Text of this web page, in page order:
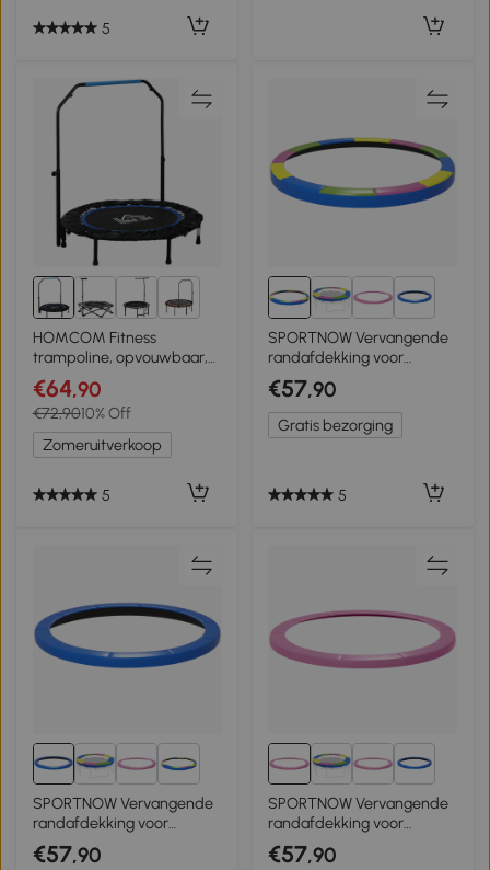
5
HOMCOM Fitness
trampoline, opvouwbaar,
verstelbare handgreep,
Ø102x123H cm, tot 150 kg,
Zwart/Blauw
€64,90
€72,9010% Off
Zomeruitverkoop
5
SPORTNOW Vervangende
randafdekking voor
trampolines, waterdicht,
scheurvast, Ø305 cm,
kleurrijk
€57,90
Gratis bezorging
5
3+
SPORTNOW Vervangende
randafdekking voor
trampolines, waterdicht,
scheurvast, Ø366 cm,
€57,90
3+
SPORTNOW Vervangende
randafdekking voor
trampolines, waterdicht,
scheurvast, Ø366 cm, Roze
€57,90